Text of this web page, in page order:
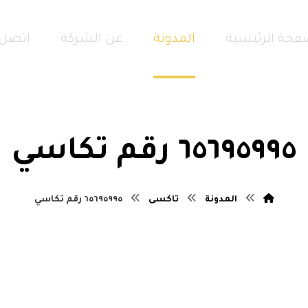
الرئيسية المدونة عن الشركة اتصل
٦٥٦٩٥٩٩٥ رقم تكاسي
المدونة تاكسى ٦٥٦٩٥٩٩٥ رقم تكاسي